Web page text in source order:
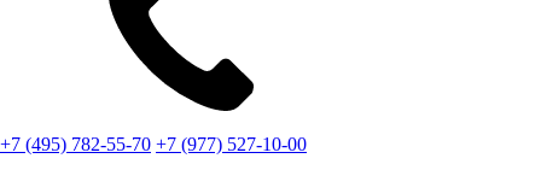
+7 (495) 782-55-70 +7 (977) 527-10-00